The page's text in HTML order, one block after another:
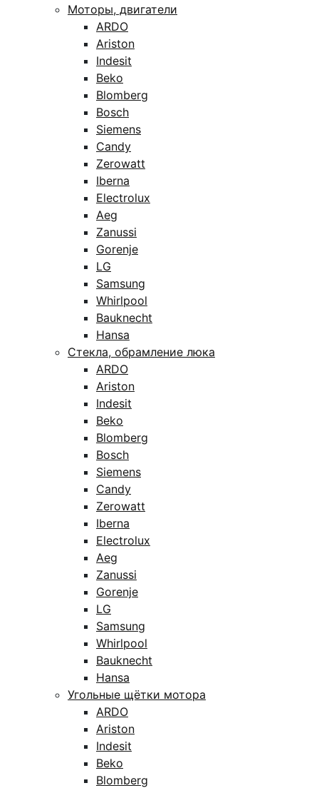
Моторы, двигатели
ARDO
Ariston
Indesit
Beko
Blomberg
Bosch
Siemens
Candy
Zerowatt
Iberna
Electrolux
Aeg
Zanussi
Gorenje
LG
Samsung
Whirlpool
Bauknecht
Hansa
Стекла, обрамление люка
ARDO
Ariston
Indesit
Beko
Blomberg
Bosch
Siemens
Candy
Zerowatt
Iberna
Electrolux
Aeg
Zanussi
Gorenje
LG
Samsung
Whirlpool
Bauknecht
Hansa
Угольные щётки мотора
ARDO
Ariston
Indesit
Beko
Blomberg